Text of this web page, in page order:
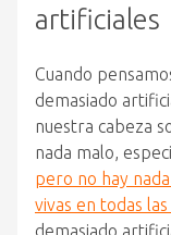
artificiales
Cuando
demasiado
nuestra cabeza
nada malo,
pero no hay
vivas en todas las
demasiado